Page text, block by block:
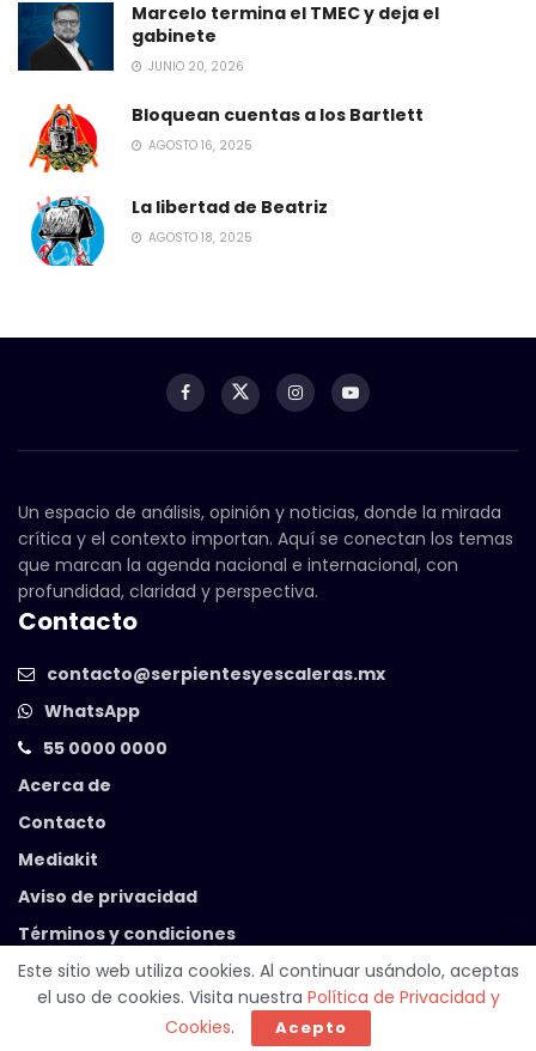
Marcelo termina el TMEC y deja el
gabinete
JUNIO 20, 2026
Bloquean cuentas a los Bartlett
AGOSTO 16, 2025
La libertad de Beatriz
AGOSTO 18, 2025
Un espacio de análisis, opinión y noticias, donde la mirada
crítica y el contexto importan. Aquí se conectan los temas
que marcan la agenda nacional e internacional, con
profundidad, claridad y perspectiva.
Contacto
contacto@serpientesyescaleras.mx
WhatsApp
55 0000 0000
Acerca de
Contacto
Mediakit
Aviso de privacidad
Términos y condiciones
© 2025 Serpientes y Escaleras. Powered by
Este sitio web utiliza cookies. Al continuar usándolo, aceptas
el uso de cookies. Visita nuestra Política de Privacidad y
Cookies. Acepto